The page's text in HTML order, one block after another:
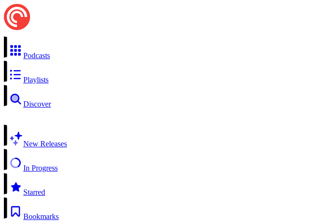
Podcasts
Playlists
Discover
New Releases
In Progress
Starred
Bookmarks